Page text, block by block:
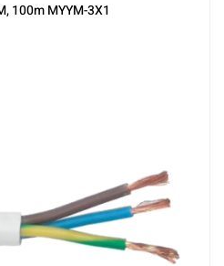
100m MYYM-3X1